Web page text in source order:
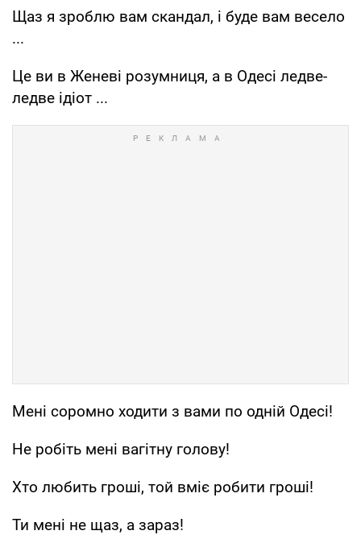
Щаз я зроблю вам скандал, і буде вам весело
...
Це ви в Женеві розумниця, а в Одесі ледве-
ледве ідіот ...
Мені соромно ходити з вами по одній Одесі!
Не робіть мені вагітну голову!
Хто любить гроші, той вміє робити гроші!
Ти мені не щаз, а зараз!